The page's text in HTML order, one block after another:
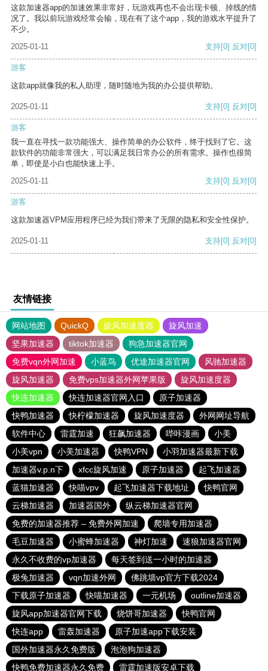
这款加速器app的加速效果非常好，玩游戏再也不会出现卡顿、掉线的情
况了。我以前玩游戏经常会输，现在有了这个app，我的游戏水平提升了
不少。
2025-01-11
支持[0] 反对[0]
游客
这款app就像我的私人助理，随时随地为我的办公提供帮助。
2025-01-11 支持[0] 反对[0]
游客
我一直在寻找一款功能强大、操作简单的办公软件，终于找到了它。这
款软件的功能非常强大，可以满足我日常办公的所有需求。操作也很简
单，即使是小白也能快速上手。
2025-01-11
支持[0] 反对[0]
游客
这款加速器VPM应用程序已经为我们带来了无限的隐私和安全性保护。
2025-01-11 支持[0] 反对[0]
友情链接
网站地图 QuickQ 旋风加速度器
旋风加速
坚果加速器
tiktok加速器
狗急加速器官网
免费vqn外网加速
小蓝鸟 优途加速器官网
风驰加速器
旋风加速器
免费vps加速器外网苹果版
旋风加速度器
快连加速器
快连加速器官网入口
原子加速器
快鸭加速器
快柠檬加速器 旋风加速度器
外网网址导航
软件中心
雷霆加速 狂飙加速器 哔咔漫画
小美
小美vpn
小美加速器 快鸭VPN
小羽加速器最新下载
加速器v.p.n下
xfcc旋风加速 原子加速器
起飞加速器
蓝猫加速器
快喵vpv 起飞加速器下载地址
快鸭官网
云梯加速器
加速器国外
纵云梯加速器官网
免费的加速器推荐 – 免费外网加速
爬墙专用加速器
毛豆加速器
小蜜蜂加速器 神灯加速
速狼加速器官网
永久不收费的vp加速器
每天签到送一小时的加速器
极兔加速器
vqn加速外网
佛跳墙vp官方下载2024
下载原子加速器
快喵加速器 一元机场
outline加速器
旋风app加速器官网下载
烧饼哥加速器
快鸭官网
快连app
雷轰加速器
原子加速app下载安装
国外加速器永久免费版
泡泡狗加速器
快鸭免费加速器永久免费
雷霆加速版安卓下载